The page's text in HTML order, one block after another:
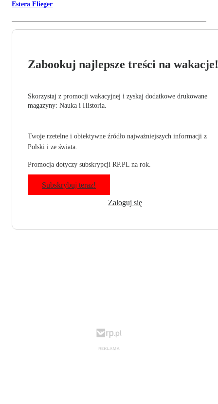
Estera Flieger
Zabookuj najlepsze treści na wakacje!
Skorzystaj z promocji wakacyjnej i zyskaj dodatkowe drukowane
magazyny: Nauka i Historia.
Twoje rzetelne i obiektywne źródło najważniejszych informacji z
Polski i ze świata.
Promocja dotyczy subskrypcji RP.PL na rok.
Subskrybuj teraz!
Zaloguj się